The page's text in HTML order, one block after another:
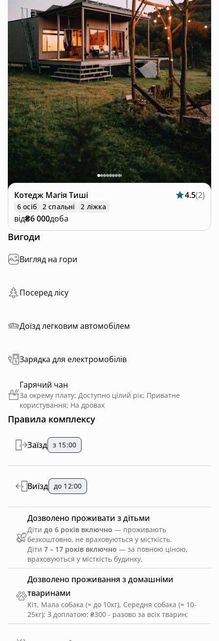
Котедж Магія Тиші 4.5(2)
6 осіб 2 спальні 2 ліжка
від₴6 000доба
Вигоди
Вигляд на гори
Посеред лісу
Доїзд легковим автомобілем
Зарядка для електромобілів
Гарячий чан
За окрему плату; Доступно цілий рік; Приватне
користування; На дровах
Правила комплексу
Дозволено проживання з домашніми
тваринами
Кіт, Мала собака (≈ до 10кг), Середня собака (≈ 10-
25кг); З доплатою: ₴300 - разово за всіх тварин;
Заїзд з 15:00
Виїзд до 12:00
Дозволено проживати з дітьми
Діти до 6 років включно — проживають
безкоштовно, не враховуються у місткість.
Діти 7 – 17 років включно — за повною ціною,
враховуються у місткість будинку.